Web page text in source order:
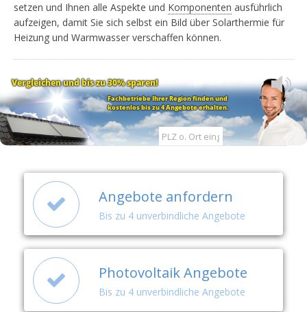
setzen und Ihnen alle Aspekte und Komponenten ausführlich
aufzeigen, damit Sie sich selbst ein Bild über Solarthermie für
Heizung und Warmwasser verschaffen können.
Vergleichen und bis zu 30% sparen!
Fachbetriebe Ihrer Region finden und
kostenlos bis zu 4 Angebote erhalten.
Angebote anfordern
Bis zu 4 unverbindliche Angebote
Photovoltaik Angebote
Bis zu 4 unverbindliche Angebote